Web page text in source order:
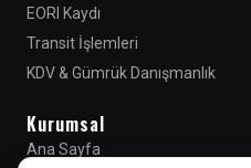
EORI Kaydı
Transit İşlemleri
KDV & Gümrük Danışmanlık
Kurumsal
Ana Sayfa